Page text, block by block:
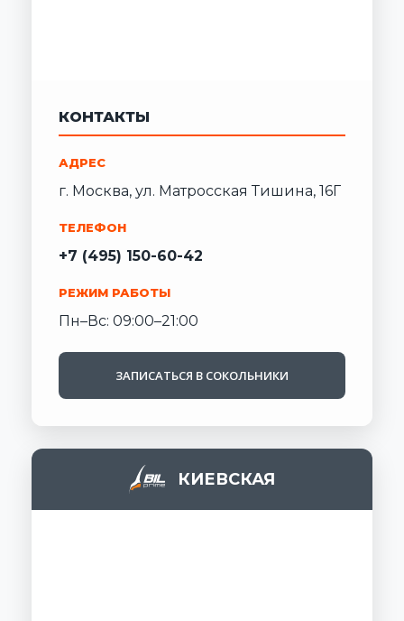
КОНТАКТЫ
АДРЕС
г. Москва, ул. Матросская Тишина, 16Г
ТЕЛЕФОН
+7 (495) 150-60-42
РЕЖИМ РАБОТЫ
Пн–Вс: 09:00–21:00
ЗАПИСАТЬСЯ В СОКОЛЬНИКИ
КИЕВСКАЯ